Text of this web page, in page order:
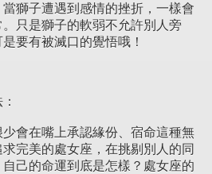
獅子遭遇到感情的挫折，一樣會
只是獅子的軟弱不允許別人旁
要有被滅口的覺悟哦！
會在嘴上承認緣份、宿命這種無
完美的處女座，在挑剔別人的同
己的命運到底是怎樣？處女座的